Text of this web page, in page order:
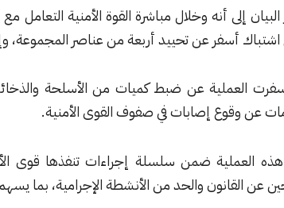
إلى أنه وخلال مباشرة القوة الأمنية التعامل
اشتباك أسفر عن تحييد أربعة من عناصر المجموعة،
العملية عن ضبط كميات من الأسلحة
عن وقوع إصابات في صفوف القوى الأمنية.
هذه العملية ضمن سلسلة إجراءات تنفذها قوى
عن القانون والحد من الأنشطة الإجرامية، بما